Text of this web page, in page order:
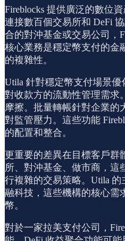
Fireblocks 提供廣泛的數位
連接數百個交易所和 DeFi
合的對沖基金或交易公司，
核心業務是穩定幣支付的金
的複雜性。
Utila 針對穩定幣支付場景
對收款方的流動性管理需求
摩擦。批量轉帳針對企業的
對監管壓力。這些功能
的配置和整合。
更重要的差異在目標客戶群
所、對沖基金、做市商，這
行複雜的交易策略。Utila
融科技，這些機構的核心需
幣。
對於一家拉美支付公司，